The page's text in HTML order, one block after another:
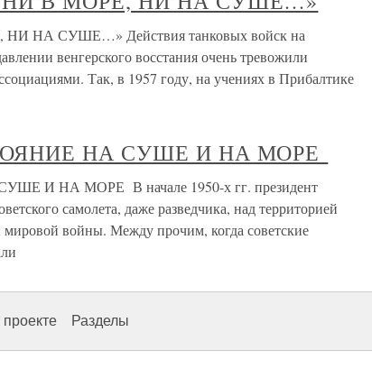
НА СУШЕ…» Действия танковых войск на
венгерского восстания очень тревожили
Так, в 1957 году, на учениях в Прибалтике
НА СУШЕ И НА МОРЕ
И НА МОРЕ В начале 1950-х гг. президент
самолета, даже разведчика, над территорией
мировой войны. Между прочим, когда советские
Разделы